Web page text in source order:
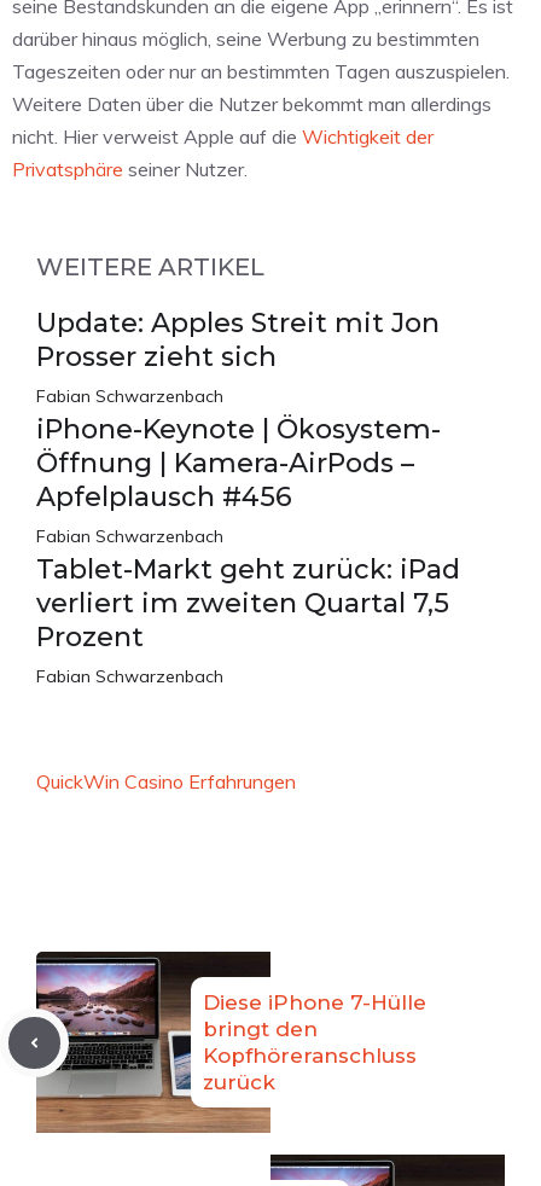
seine Bestandskunden an die eigene App „erinnern“. Es ist
darüber hinaus möglich, seine Werbung zu bestimmten
Tageszeiten oder nur an bestimmten Tagen auszuspielen.
Weitere Daten über die Nutzer bekommt man allerdings
nicht. Hier verweist Apple auf die Wichtigkeit der
Privatsphäre seiner Nutzer.
WEITERE ARTIKEL
Update: Apples Streit mit Jon
Prosser zieht sich
Fabian Schwarzenbach
iPhone-Keynote | Ökosystem-
Öffnung | Kamera-AirPods –
Apfelplausch #456
Fabian Schwarzenbach
Tablet-Markt geht zurück: iPad
verliert im zweiten Quartal 7,5
Prozent
Fabian Schwarzenbach
QuickWin Casino Erfahrungen
Diese iPhone 7-Hülle
bringt den
Kopfhöreranschluss
zurück